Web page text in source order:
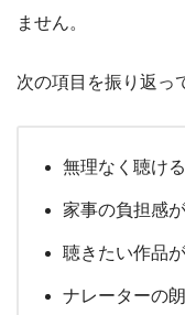
ません。
次の項目を振り返っ
無理なく聴け
家事の負担感
聴きたい作品
ナレーターの